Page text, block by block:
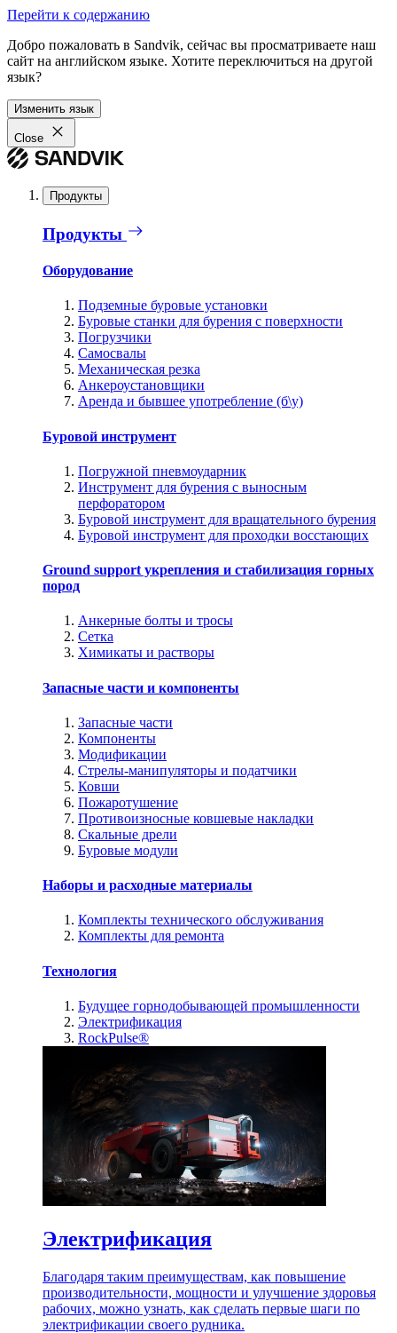
Перейти к содержанию
Добро пожаловать в Sandvik, сейчас вы просматриваете наш
сайт на английском языке. Хотите переключиться на другой
язык?
Изменить язык
Close
Продукты
Продукты
Оборудование
Подземные буровые установки
Буровые станки для бурения с поверхности
Погрузчики
Самосвалы
Механическая резка
Анкероустановщики
Аренда и бывшее употребление (б\у)
Буровой инструмент
Погружной пневмоударник
Инструмент для бурения с выносным
перфоратором
Буровой инструмент для вращательного бурения
Буровой инструмент для проходки восстающих
Ground support укрепления и стабилизация горных
пород
Анкерные болты и тросы
Сетка
Химикаты и растворы
Запасные части и компоненты
Запасные части
Компоненты
Модификации
Стрелы-манипуляторы и податчики
Ковши
Пожаротушение
Противоизносные ковшевые накладки
Скальные дрели
Буровые модули
Наборы и расходные материалы
Комплекты технического обслуживания
Комплекты для ремонта
Технология
Будущее горнодобывающей промышленности
Электрификация
RockPulse®
Электрификация
Благодаря таким преимуществам, как повышение
производительности, мощности и улучшение здоровья
рабочих, можно узнать, как сделать первые шаги по
электрификации своего рудника.